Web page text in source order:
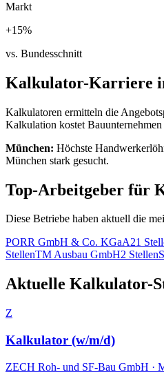
Markt
+15%
vs. Bundesschnitt
Kalkulator-Karriere
Kalkulatoren ermitteln die
Kalkulation kostet
München: Höchste
München stark gesucht.
Top-Arbeitgeber für
Diese Betriebe haben aktuell die
PORR GmbH & Co. KGaA21
StellenTM Ausbau GmbH2 Stellen
Aktuelle Kalkulator-
Z
Kalkulator (w/m/d)
ZECH Roh- und SF-Bau GmbH ·